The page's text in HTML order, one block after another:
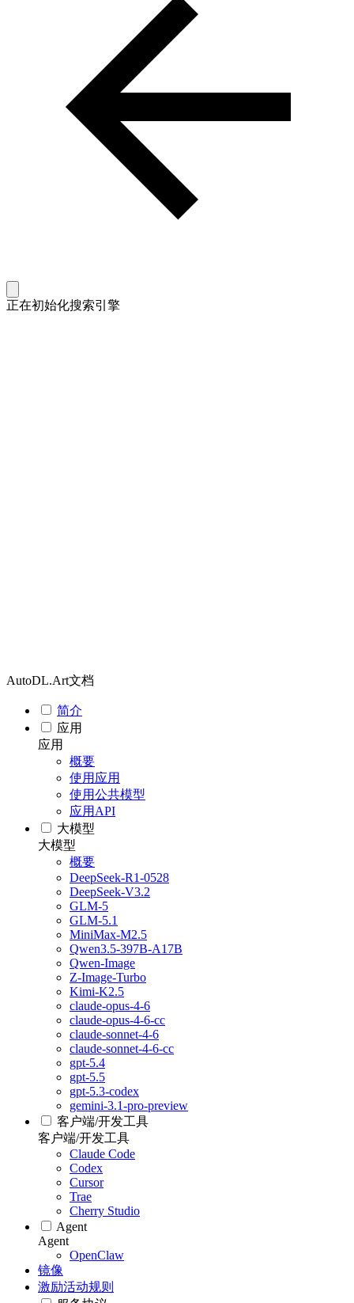
正在初始化搜索引擎
AutoDL.Art文档
简介
应用
应用
概要
使用应用
使用公共模型
应用API
大模型
大模型
概要
DeepSeek-R1-0528
DeepSeek-V3.2
GLM-5
GLM-5.1
MiniMax-M2.5
Qwen3.5-397B-A17B
Qwen-Image
Z-Image-Turbo
Kimi-K2.5
claude-opus-4-6
claude-opus-4-6-cc
claude-sonnet-4-6
claude-sonnet-4-6-cc
gpt-5.4
gpt-5.5
gpt-5.3-codex
gemini-3.1-pro-preview
客户端/开发工具
客户端/开发工具
Claude Code
Codex
Cursor
Trae
Cherry Studio
Agent
Agent
OpenClaw
镜像
激励活动规则